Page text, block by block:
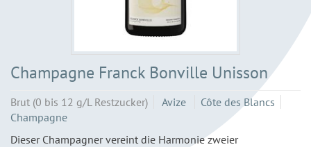
Champagne Franck Bonville Unisson
Brut (0 bis 12 g/L Restzucker) Avize
Côte des Blancs
Champagne
Dieser Champagner vereint die Harmonie zweier